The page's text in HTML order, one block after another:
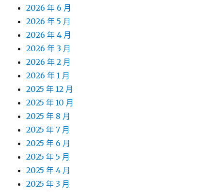
2026 年 6 月
2026 年 5 月
2026 年 4 月
2026 年 3 月
2026 年 2 月
2026 年 1 月
2025 年 12 月
2025 年 10 月
2025 年 8 月
2025 年 7 月
2025 年 6 月
2025 年 5 月
2025 年 4 月
2025 年 3 月